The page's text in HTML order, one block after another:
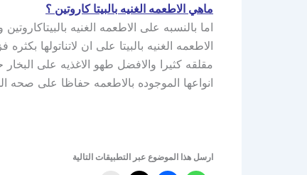
ماهي الاطعمه الغنيه بالبيتا كاروتين ؟
اما بالنسبه على الاطعمه الغنيه
الاطعمه الغنيه بالبيتا على ان لاتناتولها
مقلقه كثيرا والافضل طهو الاغذيه على
انواعها الموجوده بالاطعمه حفاظا على
ارسل هذا الموضوع عبر التطبيقات التالية